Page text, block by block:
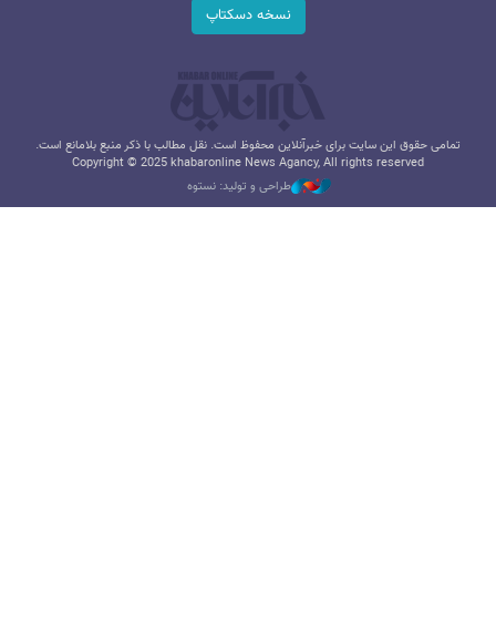
نسخه دسکتاپ
تمامی حقوق این سایت برای خبرآنلاین محفوظ است. نقل مطالب با ذکر منبع بلامانع است.
Copyright © 2025 khabaronline News Agancy, All rights reserved
طراحی و تولید: نستوه